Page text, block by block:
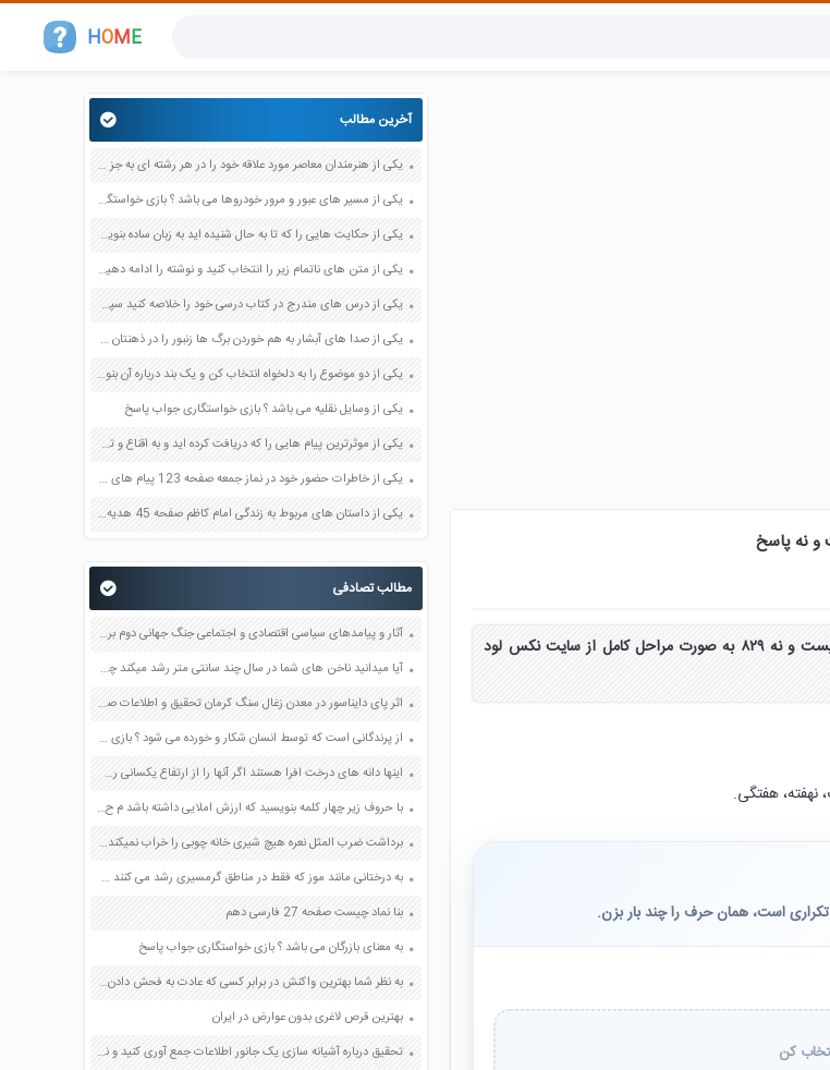
HOME
جواب و پاسخ مرحله 829 بازی فندق هشتصد و بیست و نه ۸۲۹ به صورت مراحل کامل از سایت نکس لود
نهفته، هفتگی.
است، همان حرف را چند بار بزن.
کن
آخرین مطالب
یکی از هنرمندان معاصر مورد علاقه خود را در هر رشته ای به جز عکاسی صفحه 69 فرهنگ و هنر نهم
یکی از مسیر های عبور و مرور خودروها می باشد ؟ بازی خواستگاری جواب پاسخ
یکی از حکایت هایی را که تا به حال شنیده اید به زبان ساده بنویسید صفحه 97 نگارش ششم دبستان
یکی از متن های ناتمام زیر را انتخاب کنید و نوشته را ادامه دهید صفحه 73 و 74 کتاب نگارش فارسی پنجم دبستان
یکی از درس های مندرج در کتاب درسی خود را خلاصه کنید سپس متن خلاصه شده را با بهره گیری از روش های دسته بندی نمودار جدول نقشه مفهومی نشان دهید صفحه 118 نگارش یازدهم
یکی از صدا های آبشار به هم خوردن برگ ها زنبور را در ذهنتان مجسم کنید و درباره آن یک بند بنویسید صفحه 11 نگارش پنجم
یکی از دو موضوع را به دلخواه انتخاب کن و یک بند درباره آن بنویس صفحه 35 کتاب نگارش فارسی سوم
یکی از وسایل نقلیه می باشد ؟ بازی خواستگاری جواب پاسخ
یکی از موثرترین پیام هایی را که دریافت کرده اید و به اقناع و تغییری جدی در شما منجر شده است برسی کنید و علت این تاثیر گذاری قابل توجه را بنویسید صفحه 52 تفکر و سواد رسانه ای دهم
یکی از خاطرات حضور خود در نماز جمعه صفحه 123 پیام های آسمان هفتم
یکی از داستان های مربوط به زندگی امام کاظم صفحه 45 هدیه های آسمان چهارم
مطالب تصادفی
آثار و پیامدهای سیاسی اقتصادی و اجتماعی جنگ جهانی دوم بر ایران چه بود؟ صفحه 96 مطالعات اجتماعی نهم
آیا میدانید ناخن های شما در سال چند سانتی متر رشد میکند چگونه می توانید مقدار آن را محاسبه کنید این عدد را با سرعت متوسط حرکت ورقه های سنگ کره مقایسه کنید صفحه 67 علوم نهم
اثر پای دایناسور در معدن زغال سنگ کرمان تحقیق و اطلاعات صفحه 29 علوم پنجم
از پرندگانی است که توسط انسان شکار و خورده می شود ؟ بازی خواستگاری جواب پاسخ
اینها دانه های درخت افرا هستند اگر آنها را از ارتفاع یکسانی رها کنیم کدام یک زودتر به زمین می رسد چرا صفحه 6 علوم پنجم
با حروف زیر چهار کلمه بنویسید که ارزش املایی داشته باشد م ح ر ز ت ی
برداشت ضرب المثل نعره هیچ شیری خانه چوبی را خراب نمیکند من از رفتار بی سر و صدای موریانه ها می ترسم معنی و مفهوم صفحه 54 تفکر و سبک زندگی هشتم
به درختانی مانند موز که فقط در مناطق گرمسیری رشد می کنند چه می گویند
بنا نماد چیست صفحه 27 فارسی دهم
به معنای بازرگان می باشد ؟ بازی خواستگاری جواب پاسخ
به نظر شما بهترین واکنش در برابر کسی که عادت به فحش دادن دارد چیست؟ صفحه 93 پیام های آسمان هشتم
بهترین قرص لاغری بدون عوارض در ایران
تحقیق درباره آشیانه سازی یک جانور اطلاعات جمع آوری کنید و نتیجه را به دوستانتان بگویید صفحه 71 کتاب علوم دوم دبستان